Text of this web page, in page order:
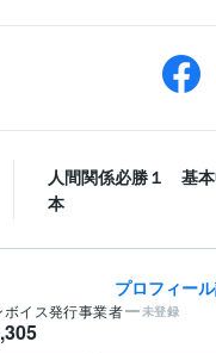
人間関係必勝１ 基
本
プロフィー
ボイス発行事業者 未登録